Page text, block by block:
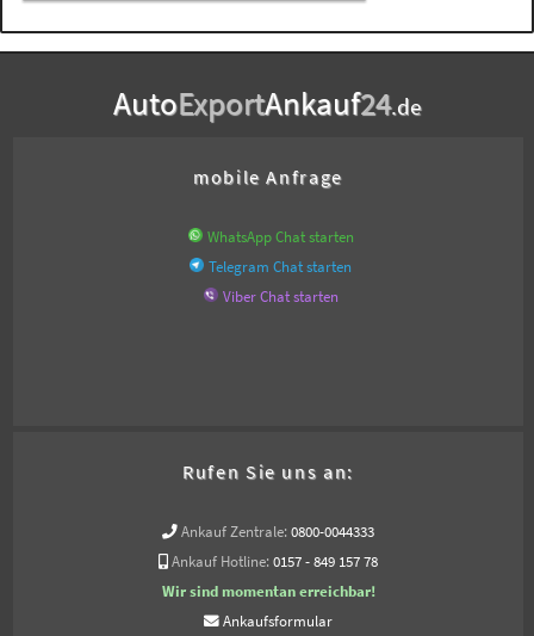
AutoExportAnkauf24.de
mobile Anfrage
WhatsApp Chat starten
Telegram Chat starten
Viber Chat starten
Rufen Sie uns an:
Ankauf Zentrale: 0800-0044333
Ankauf Hotline: 0157 - 849 157 78
Wir sind momentan erreichbar!
Ankaufsformular